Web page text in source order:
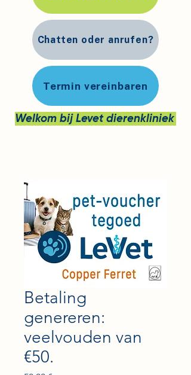
Welkom bij Levet dierenkliniek bv
Chatten oder anrufen?
Termin vereinbaren
Betaling
genereren:
veelvouden van
€50.